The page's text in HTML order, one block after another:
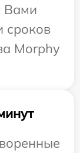
Вами
сроков
Morphy